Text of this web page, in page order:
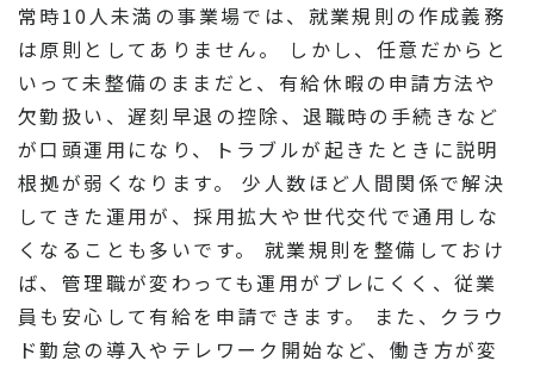
常時10人未満の事業場では、就業規則の作成義務
は原則としてありません。 しかし、任意だからと
いって未整備のままだと、有給休暇の申請方法や
欠勤扱い、遅刻早退の控除、退職時の手続きなど
が口頭運用になり、トラブルが起きたときに説明
根拠が弱くなります。 少人数ほど人間関係で解決
してきた運用が、採用拡大や世代交代で通用しな
くなることも多いです。 就業規則を整備しておけ
ば、管理職が変わっても運用がブレにくく、従業
員も安心して有給を申請できます。 また、クラウ
ド勤怠の導入やテレワーク開始など、働き方が変